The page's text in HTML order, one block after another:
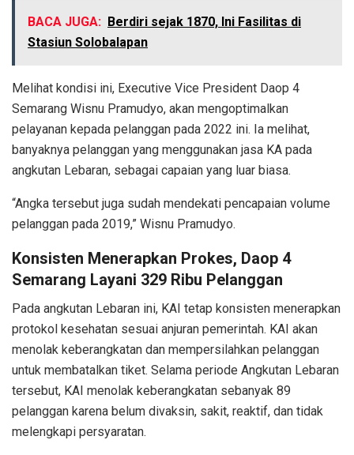
BACA JUGA: Berdiri sejak 1870, Ini Fasilitas di
Stasiun Solobalapan
Melihat kondisi ini, Executive Vice President Daop 4
Semarang Wisnu Pramudyo, akan mengoptimalkan
pelayanan kepada pelanggan pada 2022 ini. Ia melihat,
banyaknya pelanggan yang menggunakan jasa KA pada
angkutan Lebaran, sebagai capaian yang luar biasa.
“Angka tersebut juga sudah mendekati pencapaian volume
pelanggan pada 2019,” Wisnu Pramudyo.
Konsisten Menerapkan Prokes, Daop 4
Semarang Layani 329 Ribu Pelanggan
Pada angkutan Lebaran ini, KAI tetap konsisten menerapkan
protokol kesehatan sesuai anjuran pemerintah. KAI akan
menolak keberangkatan dan mempersilahkan pelanggan
untuk membatalkan tiket. Selama periode Angkutan Lebaran
tersebut, KAI menolak keberangkatan sebanyak 89
pelanggan karena belum divaksin, sakit, reaktif, dan tidak
melengkapi persyaratan.